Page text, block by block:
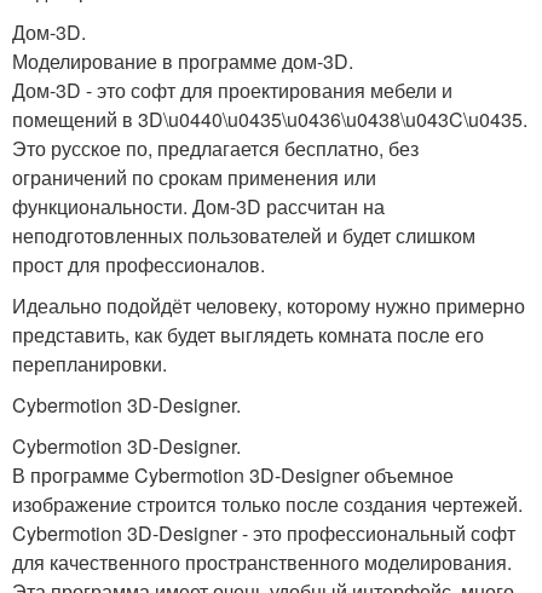
Дом-3D.
Моделирование в программе дом-3D.
Дом-3D - это софт для проектирования мебели и
помещений в 3D\u0440\u0435\u0436\u0438\u043C\u0435.
Это русское по, предлагается бесплатно, без
ограничений по срокам применения или
функциональности. Дом-3D рассчитан на
неподготовленных пользователей и будет слишком
прост для профессионалов.
Идеально подойдёт человеку, которому нужно примерно
представить, как будет выглядеть комната после его
перепланировки.
Cybermotion 3D-Designer.
Cybermotion 3D-Designer.
В программе Cybermotion 3D-Designer объемное
изображение строится только после создания чертежей.
Cybermotion 3D-Designer - это профессиональный софт
для качественного пространственного моделирования.